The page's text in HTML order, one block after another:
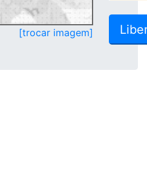
[trocar imagem]